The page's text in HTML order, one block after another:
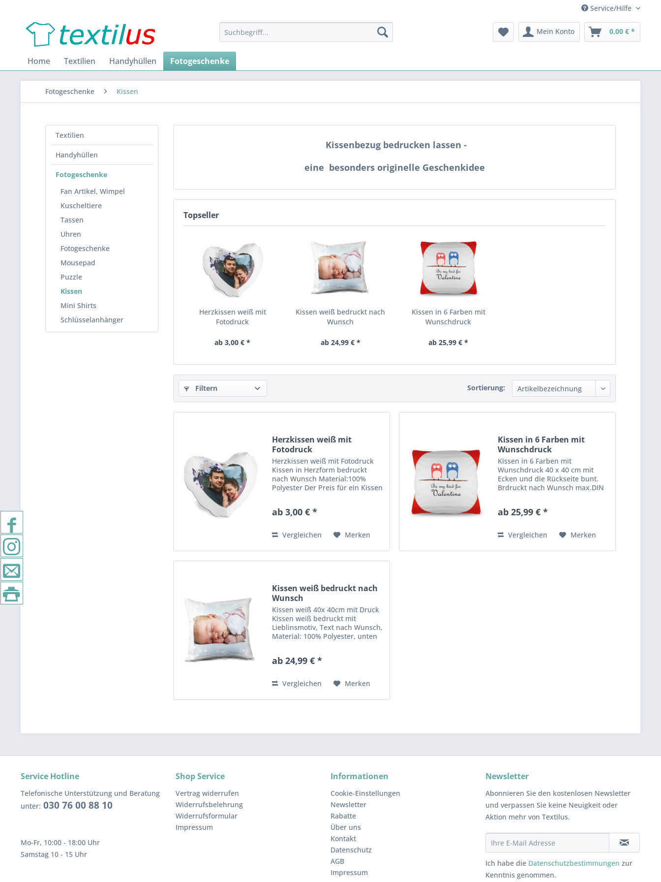
Service/Hilfe
Mein Konto 0,00 € *
Home Textilien Handyhüllen Fotogeschenke
Fotogeschenke Kissen
Textilien
Handyhüllen
Fotogeschenke
Fan Artikel, Wimpel
Kuscheltiere
Tassen
Uhren
Fotogeschenke
Mousepad
Puzzle
Kissen
Mini Shirts
Schlüsselanhänger
Kissenbezug bedrucken lassen -
eine besonders originelle Geschenkidee
Topseller
Herzkissen weiß mit
Fotodruck
ab 3,00 € *
Kissen weiß bedruckt nach
Wunsch
ab 24,99 € *
Kissen in 6 Farben mit
Wunschdruck
ab 25,99 € *
Filtern Sortierung:
Herzkissen weiß mit
Fotodruck
Herzkissen weiß mit Fotodruck
Kissen in Herzform bedruckt
nach Wunsch Material:100%
Polyester Der Preis für ein Kissen
Druck zweite Sete 7€
ab 3,00 € *
Vergleichen Merken
Kissen in 6 Farben mit
Wunschdruck
Kissen in 6 Farben mit
Wunschdruck 40 x 40 cm mit
Ecken und die Rückseite bunt.
Brdruckt nach Wunsch max.DIN
ab 25,99 € *
Vergleichen Merken
Kissen weiß bedruckt nach
Wunsch
Kissen weiß 40x 40cm mit Druck
Kissen weiß bedruckt mit
Lieblinsmotiv, Text nach Wunsch,
Material: 100% Polyester, unten
Fotodruck bis max DIN A4 (eine
ab 24,99 € *
Vergleichen Merken
Service Hotline
Telefonische Unterstützung und Beratung
unter: 030 76 00 88 10
Mo-Fr, 10:00 - 18:00 Uhr
Samstag 10 - 15 Uhr
Shop Service
Vertrag widerrufen
Widerrufsbelehrung
Widerrufsformular
Impressum
Informationen
Cookie-Einstellungen
Newsletter
Rabatte
Über uns
Kontakt
Datenschutz
AGB
Impressum
Newsletter
Abonnieren Sie den kostenlosen Newsletter
und verpassen Sie keine Neuigkeit oder
Aktion mehr von Textilus.
Ich habe die Datenschutzbestimmungen zur
Kenntnis genommen.